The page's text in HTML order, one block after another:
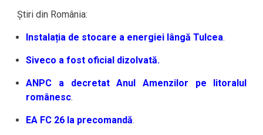
Știri din România:
Instalația de stocare a energiei lângă Tulcea.
Siveco a fost oficial dizolvată.
ANPC a decretat Anul Amenzilor pe litoralul
românesc.
EA FC 26 la precomandă.